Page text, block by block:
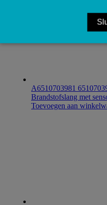
A6510703981
Brandstofslang met
Toevoegen aan